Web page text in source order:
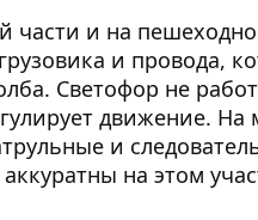
части и на
и провода,
Светофор не
движение. На
и
на этом